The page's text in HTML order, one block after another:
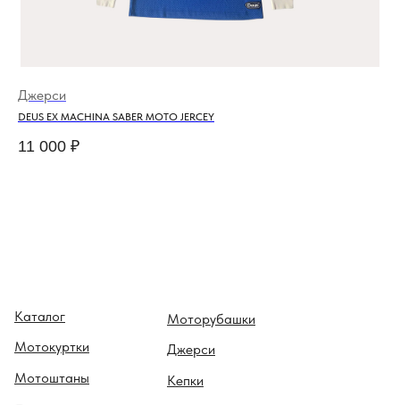
DEUS EX MACHINA SABER MOTO JERCEY
Джерси
11 000 ₽
Каталог
Мотокуртки
Мотоштаны
Моторубашки
Джерси
Кепки